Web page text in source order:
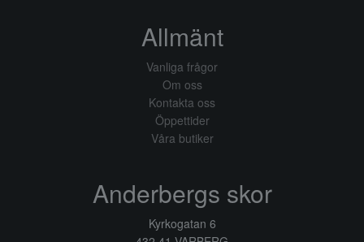
Allmänt
Vanliga frågor
Om oss
Kontakta oss
Öppettider
Våra butiker
Anderbergs skor
Kyrkogatan 6